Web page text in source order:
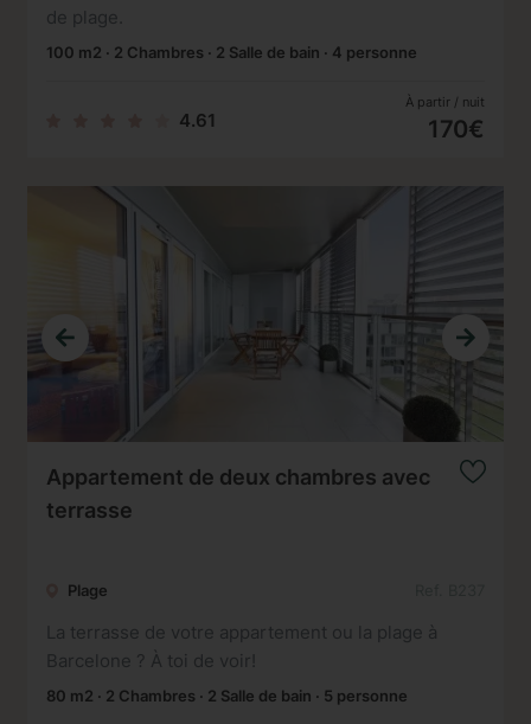
de plage.
100 m2 · 2 Chambres · 2 Salle de bain · 4 personne
4.61
À partir / nuit
170€
Appartement de deux chambres avec
terrasse
Plage
La terrasse de votre appartement ou la plage à
Barcelone ? À toi de voir!
80 m2 · 2 Chambres · 2 Salle de bain · 5 personne